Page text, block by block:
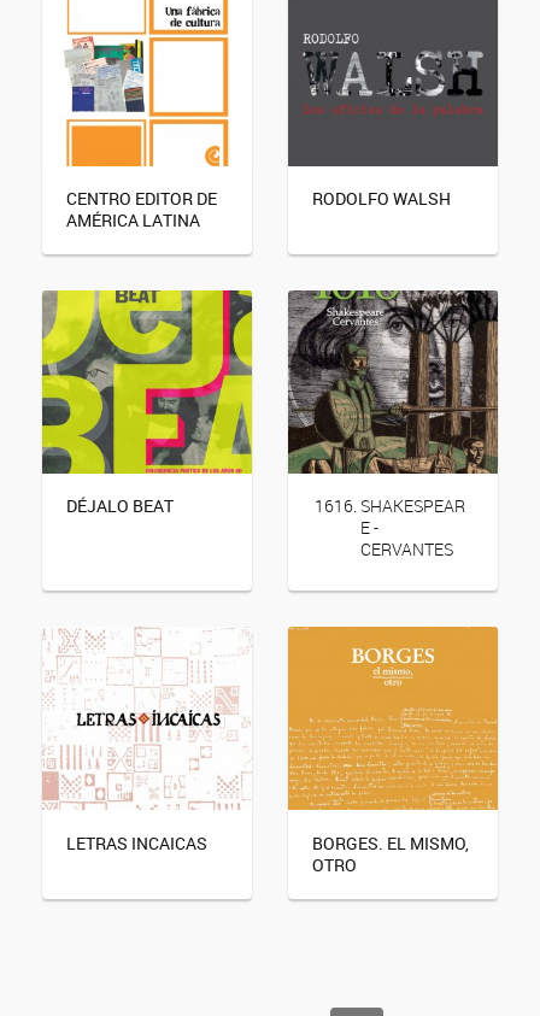
CENTRO EDITOR DE
AMÉRICA LATINA
RODOLFO WALSH
DÉJALO BEAT
SHAKESPEAR
E -
CERVANTES
LETRAS INCAICAS
BORGES. EL MISMO,
OTRO